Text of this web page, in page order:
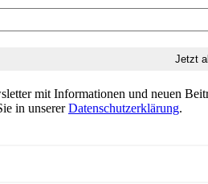
mit Informationen und neuen
in unsererDatenschutzerklärung.